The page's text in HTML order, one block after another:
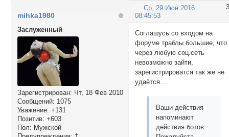
3
Ср, 29 Июн 2016
08:45:53
mihka1980
Заслуженный
Зарегистрирован: Чт, 18 Фев 2010
Сообщений: 1075
Уважение: +131
Позитив: +603
Пол: Мужской
Соглашусь со входом на
форуме траблы большие, что
через любую соц.сеть
невозможно зайти,
зарегистрироватся так же не
удаётся....
Ваши действия
напоминают
действия ботов.